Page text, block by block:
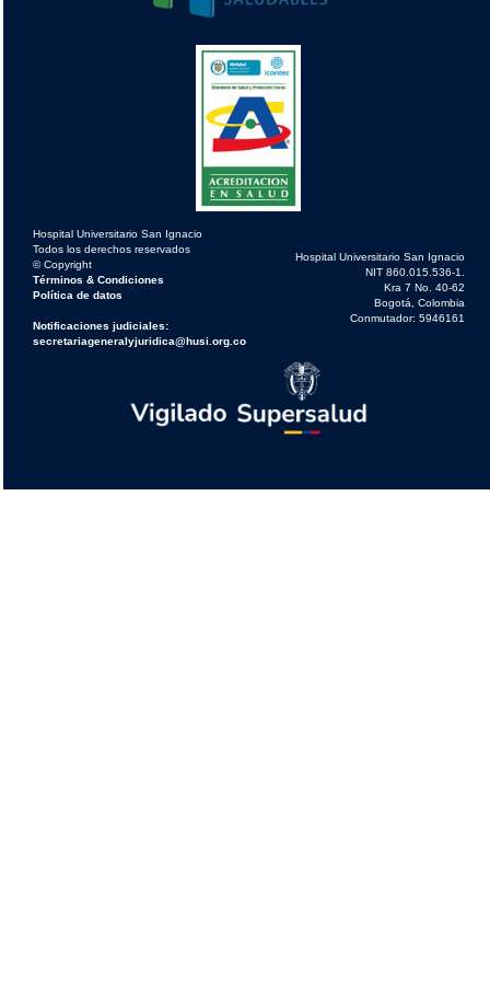
Hospital Universitario San Ignacio
Todos los derechos reservados
© Copyright
Términos & Condiciones
Política de datos
Notificaciones judiciales:
secretariageneralyjuridica@husi.org.co
Hospital Universitario San Ignacio
NIT 860.015.536-1.
Kra 7 No. 40-62
Bogotá, Colombia
Conmutador: 5946161